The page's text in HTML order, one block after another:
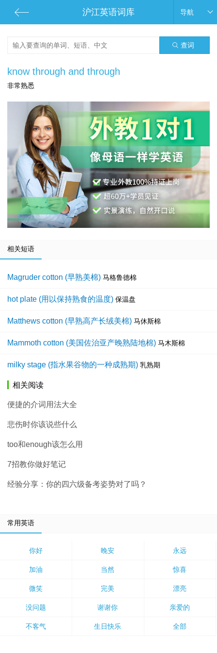
沪江英语词库 导航
查词
know through and through
非常熟悉
相关短语
Magruder cotton (早熟美棉) 马格鲁德棉
hot plate (用以保持熟食的温度) 保温盘
Matthews cotton (早熟高产长绒美棉) 马休斯棉
Mammoth cotton (美国佐治亚产晚熟陆地棉) 马木斯棉
milky stage (指水果谷物的一种成熟期) 乳熟期
相关阅读
便捷的介词用法大全
悲伤时你该说些什么
too和enough该怎么用
7招教你做好笔记
经验分享：你的四六级备考姿势对了吗？
常用英语
你好 晚安 永远
加油 当然 惊喜
微笑 完美 漂亮
没问题 谢谢你 亲爱的
不客气 生日快乐 全部